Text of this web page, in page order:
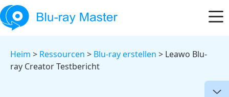
Heim > Ressourcen > Blu-ray erstellen > Leawo Blu-
ray Creator Testbericht